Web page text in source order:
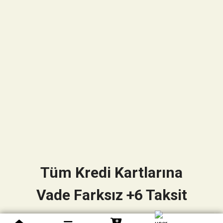
Tüm Kredi Kartlarına
Vade Farksız +6 Taksit